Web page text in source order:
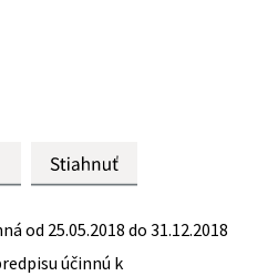
od 25.05.2018 do 31.12.2018
účinnú k